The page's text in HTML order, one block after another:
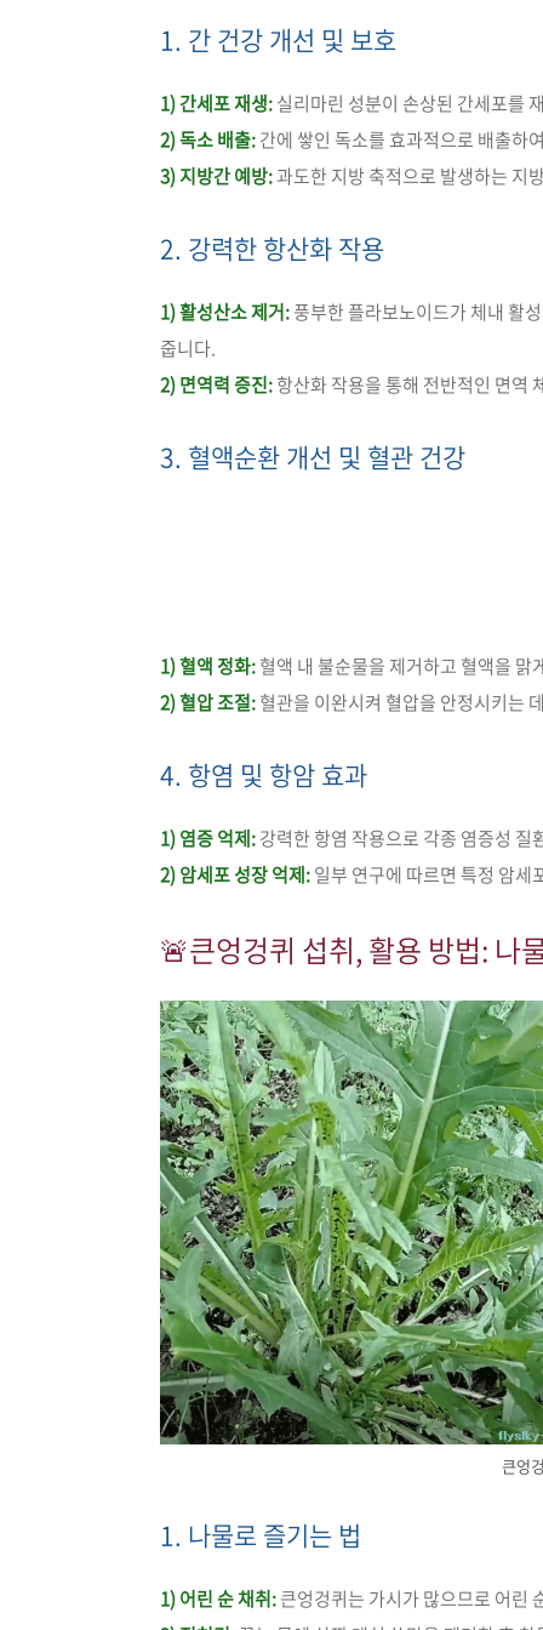
1. 간 건강 개선 및 보호
1) 간세포 재생:실리마린 성분이 손상된 간세포를
2) 독소 배출:간에 쌓인 독소를 효과적으로 배출하
3) 지방간 예방:과도한 지방 축적으로 발생하는 지
2. 강력한 항산화 작용
1) 활성산소 제거:풍부한 플라보노이드가 체내 활
줍니다.
2) 면역력 증진:항산화 작용을 통해 전반적인 면역
3. 혈액순환 개선 및 혈관 건강
1) 혈액 정화:혈액 내 불순물을 제거하고 혈액을
2) 혈압 조절:혈관을 이완시켜 혈압을 안정시키는
4. 항염 및 항암 효과
1) 염증 억제:강력한 항염 작용으로 각종 염증성
2) 암세포 성장 억제:일부 연구에 따르면 특정 암세
🚨큰엉겅퀴 섭취, 활용 방법: 나
큰엉
1. 나물로 즐기는 법
1) 어린 순 채취:큰엉겅퀴는 가시가 많으므로 어린